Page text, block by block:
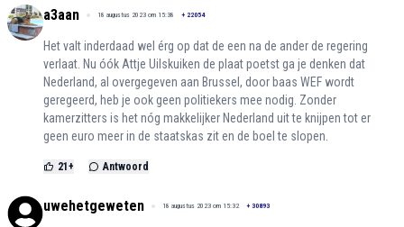
a3aan 18 augustus 2023 om 15:38 + 22054
Het valt inderdaad wel érg op dat de een na de ander de regering
verlaat. Nu óók Attje Uilskuiken de plaat poetst ga je denken dat
Nederland, al overgegeven aan Brussel, door baas WEF wordt
geregeerd, heb je ook geen politiekers mee nodig. Zonder
kamerzitters is het nóg makkelijker Nederland uit te knijpen tot er
geen euro meer in de staatskas zit en de boel te slopen.
21 + Antwoord
uwehetgeweten 18 augustus 2023 om 15:32 + 30893